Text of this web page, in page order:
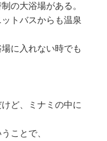
の大浴場がある。
トバスからも温泉
に入れない時でも
ど、ミナミの中に
ことで、